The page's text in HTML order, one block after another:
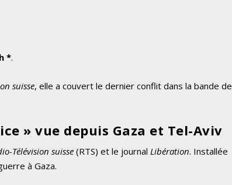
*.
suisse, elle a couvert le dernier conflit dans la bande de
» vue depuis Gaza et Tel-Aviv
Télévision suisse(RTS) et le journalLibération. Installée
à Gaza.